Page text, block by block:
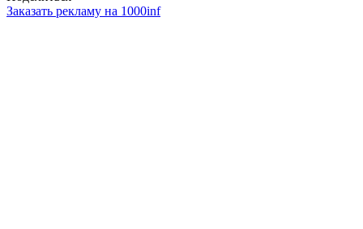
Заказать рекламу на 1000inf